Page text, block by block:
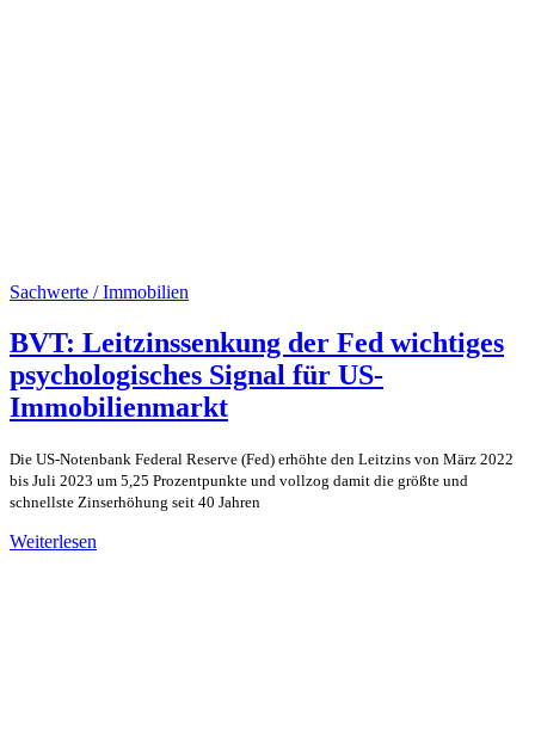
Sachwerte / Immobilien
BVT: Leitzinssenkung der Fed wichtiges
psychologisches Signal für US-
Immobilienmarkt
Die US-Notenbank Federal Reserve (Fed) erhöhte den Leitzins von März 2022
bis Juli 2023 um 5,25 Prozentpunkte und vollzog damit die größte und
schnellste Zinserhöhung seit 40 Jahren
Weiterlesen